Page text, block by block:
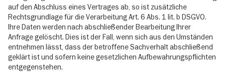
auf den Abschluss eines Vertrages ab, so ist zusätzliche
Rechtsgrundlage für die Verarbeitung Art. 6 Abs. 1 lit. b DSGVO.
Ihre Daten werden nach abschließender Bearbeitung Ihrer
Anfrage gelöscht. Dies ist der Fall, wenn sich aus den Umständen
entnehmen lässt, dass der betroffene Sachverhalt abschließend
geklärt ist und sofern keine gesetzlichen Aufbewahrungspflichten
entgegenstehen.